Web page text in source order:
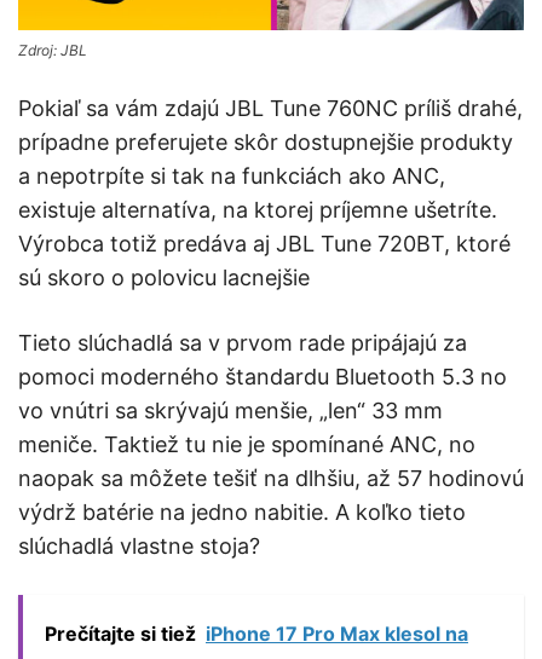
Zdroj: JBL
Pokiaľ sa vám zdajú JBL Tune 760NC príliš drahé,
prípadne preferujete skôr dostupnejšie produkty
a nepotrpíte si tak na funkciách ako ANC,
existuje alternatíva, na ktorej príjemne ušetríte.
Výrobca totiž predáva aj JBL Tune 720BT, ktoré
sú skoro o polovicu lacnejšie
Tieto slúchadlá sa v prvom rade pripájajú za
pomoci moderného štandardu Bluetooth 5.3 no
vo vnútri sa skrývajú menšie, „len“ 33 mm
meniče. Taktiež tu nie je spomínané ANC, no
naopak sa môžete tešiť na dlhšiu, až 57 hodinovú
výdrž batérie na jedno nabitie. A koľko tieto
slúchadlá vlastne stoja?
Prečítajte si tiež iPhone 17 Pro Max klesol na